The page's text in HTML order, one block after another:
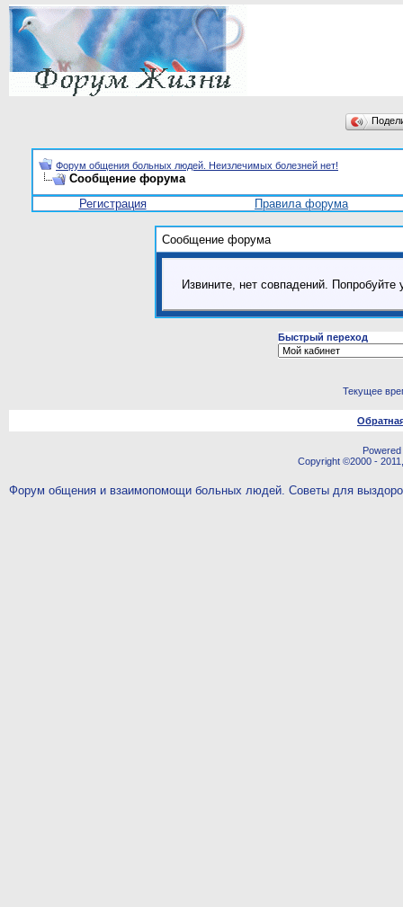
Форум общения больных людей. Неизлечимых болезней нет!
Сообщение форума
Регистрация
Правила форума
Сообщение форума
Извините, нет совпадений.
Быстрый переход
Текущее
Copyright ©2000 -
Форум общения и взаимопомощи больных людей. Советы для